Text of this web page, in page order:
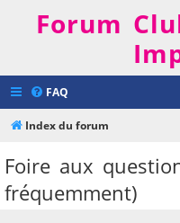
Forum
FAQ
Index du forum
Foire aux
fréquemment)